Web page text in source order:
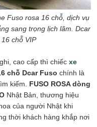
Fuso rosa 16 chỗ, dịch vụ
sang trọng lịch lãm. Dcar
chỗ VIP
cao cấp thì chiếc xe
chỗ Dcar Fuso chính là
kiếm. FUSO ROSA dòng
Nhật Bản, thương hiệu
của người Nhật khi
thời khách hàng khắp nơi